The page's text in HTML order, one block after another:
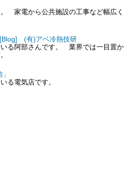
家電から公共施設の工事など幅広く
(有)アベ冷熱技研
る阿部さんです。 業界では一目置か
る電気店です。